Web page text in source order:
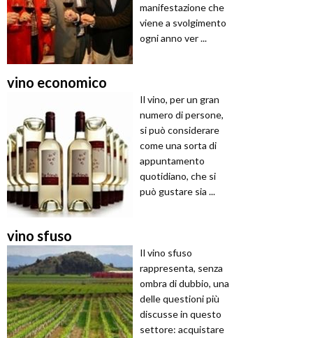
manifestazione che
viene a svolgimento
ogni anno ver ...
vino economico
Il vino, per un gran
numero di persone,
si può considerare
come una sorta di
appuntamento
quotidiano, che si
può gustare sia ...
vino sfuso
Il vino sfuso
rappresenta, senza
ombra di dubbio, una
delle questioni più
discusse in questo
settore: acquistare